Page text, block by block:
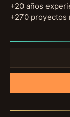
+20 años
+270 proyectos